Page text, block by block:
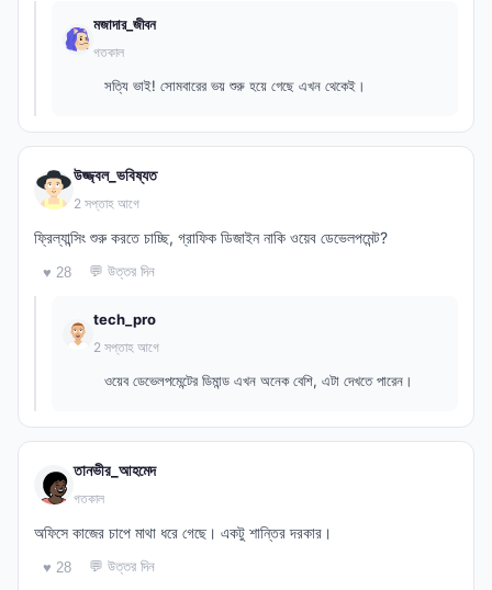
মজাদার_জীবন
গতকাল
সত্যি ভাই! সোমবারের ভয় শুরু হয়ে গেছে এখন থেকেই।
উজ্জ্বল_ভবিষ্যত
2 সপ্তাহ আগে
ফ্রিল্যান্সিং শুরু করতে চাচ্ছি, গ্রাফিক ডিজাইন নাকি ওয়েব ডেভেলপমেন্ট?
♥ 28 💬 উত্তর দিন
tech_pro
2 সপ্তাহ আগে
ওয়েব ডেভেলপমেন্টের ডিমান্ড এখন অনেক বেশি, এটা দেখতে পারেন।
তানভীর_আহমেদ
গতকাল
অফিসে কাজের চাপে মাথা ধরে গেছে। একটু শান্তির দরকার।
♥ 28 💬 উত্তর দিন